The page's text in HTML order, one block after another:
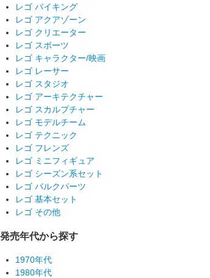
レゴ バイキング
レゴ アクアゾーン
レゴ クリエーター
レゴ スポーツ
レゴ キャラクター/映画
レゴ レーサー
レゴ スタジオ
レゴ アーキテクチャー
レゴ スカルプチャー
レゴ モデルチーム
レゴ テクニック
レゴ フレンズ
レゴ ミニフィギュア
レゴ シーズン系セット
レゴ バルクパーツ
レゴ 基本セット
レゴ その他
発売年代から探す
1970年代
1980年代